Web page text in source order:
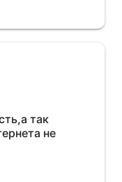
так
не